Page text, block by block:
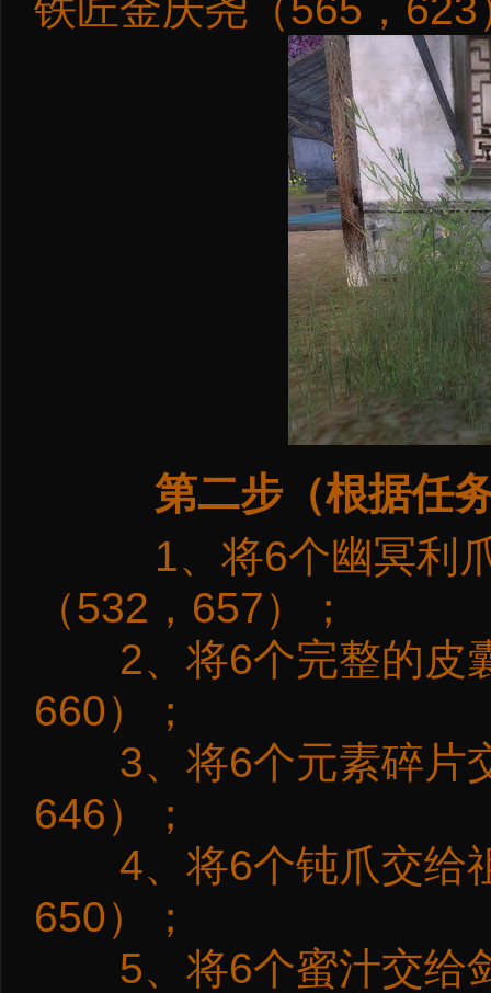
第二步（根据任
1、将6个幽冥利爪
（532，657）；
2、将6个完整的皮
660）；
3、将6个元素碎片
646）；
4、将6个钝爪交给
650）；
5、将6个蜜汁交给